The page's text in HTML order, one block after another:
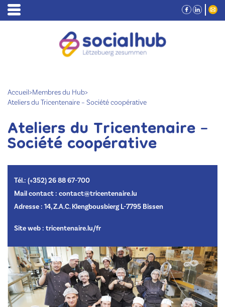
Accueil>Membres du Hub>
Ateliers du Tricentenaire – Société coopérative
Ateliers du Tricentenaire –
Société coopérative
Tél.: (+352) 26 88 67-700
Mail contact : contact@tricentenaire.lu
Adresse : 14, Z.A.C. Klengbousbierg L-7795 Bissen
Site web : tricentenaire.lu/fr